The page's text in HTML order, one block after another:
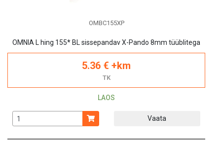
OMBC155XP
OMNIA L hing 155* BL sissepandav X-Pando 8mm tüüblitega
5.36 € +km
TK
LAOS
Vaata